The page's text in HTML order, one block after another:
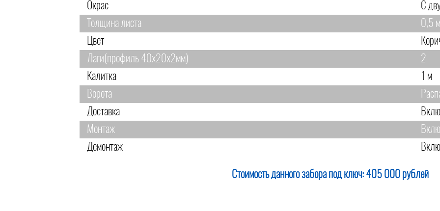
Окрас
С
Толщина листа
0,5
Цвет
Лаги(профиль 40х20х2мм)
2
Калитка
1 м
Ворота
Доставка
Монтаж
Демонтаж
Стоимость данного забора под ключ: 405 000 рублей